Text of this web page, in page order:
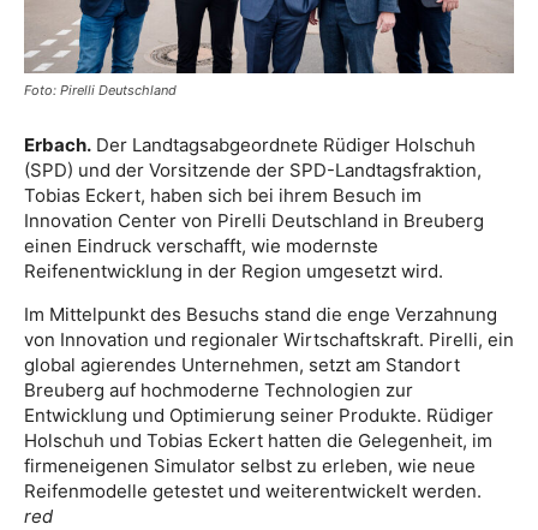
Foto: Pirelli Deutschland
Erbach. Der Landtagsabgeordnete Rüdiger Holschuh
(SPD) und der Vorsitzende der SPD-Landtagsfraktion,
Tobias Eckert, haben sich bei ihrem Besuch im
Innovation Center von Pirelli Deutschland in Breuberg
einen Eindruck verschafft, wie modernste
Reifenentwicklung in der Region umgesetzt wird.
Im Mittelpunkt des Besuchs stand die enge Verzahnung
von Innovation und regionaler Wirtschaftskraft. Pirelli, ein
global agierendes Unternehmen, setzt am Standort
Breuberg auf hochmoderne Technologien zur
Entwicklung und Optimierung seiner Produkte. Rüdiger
Holschuh und Tobias Eckert hatten die Gelegenheit, im
firmeneigenen Simulator selbst zu erleben, wie neue
Reifenmodelle getestet und weiterentwickelt werden.
red